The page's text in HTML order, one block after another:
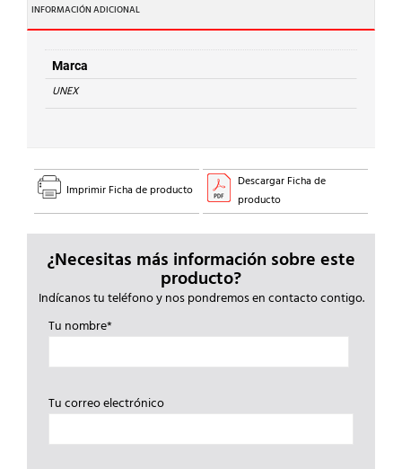
P/78022/78072
BL.NV.
cantidad
INFORMACIÓN ADICIONAL
Marca
UNEX
Imprimir Ficha de producto
Descargar Ficha de
producto
¿Necesitas más información sobre este
producto?
Indícanos tu teléfono y nos pondremos en contacto contigo.
Tu nombre*
Tu correo electrónico